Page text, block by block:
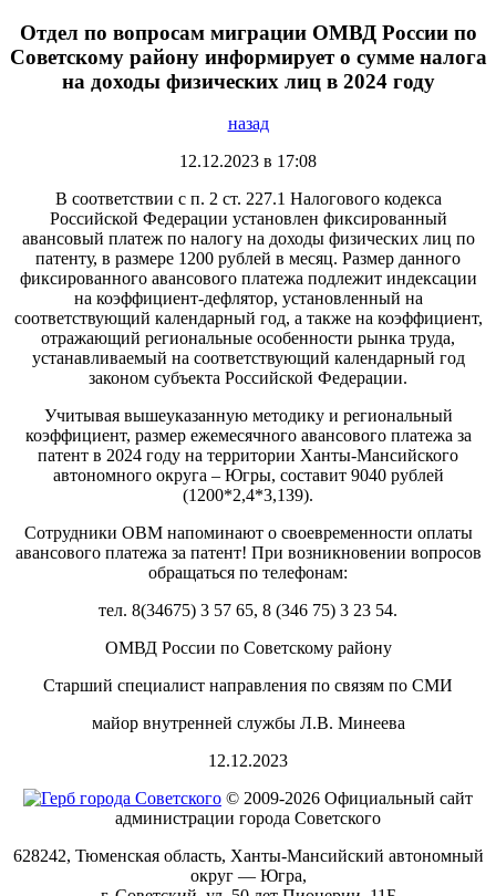
Отдел по вопросам миграции ОМВД России по
Советскому району информирует о сумме налога
на доходы физических лиц в 2024 году
назад
12.12.2023 в 17:08
В соответствии с п. 2 ст. 227.1 Налогового кодекса
Российской Федерации установлен фиксированный
авансовый платеж по налогу на доходы физических лиц по
патенту, в размере 1200 рублей в месяц. Размер данного
фиксированного авансового платежа подлежит индексации
на коэффициент-дефлятор, установленный на
соответствующий календарный год, а также на коэффициент,
отражающий региональные особенности рынка труда,
устанавливаемый на соответствующий календарный год
законом субъекта Российской Федерации.
Учитывая вышеуказанную методику и региональный
коэффициент, размер ежемесячного авансового платежа за
патент в 2024 году на территории Ханты-Мансийского
автономного округа – Югры, составит 9040 рублей
(1200*2,4*3,139).
Сотрудники ОВМ напоминают о своевременности оплаты
авансового платежа за патент! При возникновении вопросов
обращаться по телефонам:
тел. 8(34675) 3 57 65, 8 (346 75) 3 23 54.
ОМВД России по Советскому району
Старший специалист направления по связям по СМИ
майор внутренней службы Л.В. Минеева
12.12.2023
© 2009-2026 Официальный сайт
администрации города Советского
628242, Тюменская область, Ханты-Мансийский автономный
округ — Югра,